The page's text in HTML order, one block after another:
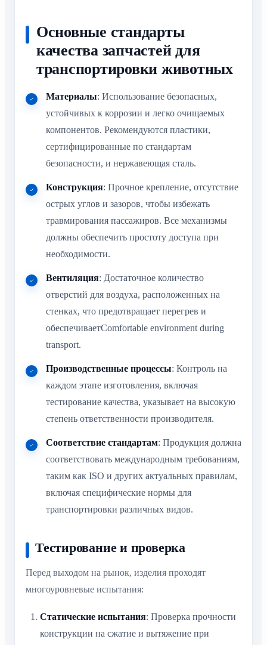
Основные стандарты
качества запчастей для
транспортировки животных
Материалы: Использование безопасных,
устойчивых к коррозии и легко очищаемых
компонентов. Рекомендуются пластики,
сертифицированные по стандартам
безопасности, и нержавеющая сталь.
Конструкция: Прочное крепление, отсутствие
острых углов и зазоров, чтобы избежать
травмирования пассажиров. Все механизмы
должны обеспечить простоту доступа при
необходимости.
Вентиляция: Достаточное количество
отверстий для воздуха, расположенных на
стенках, что предотвращает перегрев и
обеспечиваетComfortable environment during
transport.
Производственные процессы: Контроль на
каждом этапе изготовления, включая
тестирование качества, указывает на высокую
степень ответственности производителя.
Соответствие стандартам: Продукция должна
соответствовать международным требованиям,
таким как ISO и других актуальных правилам,
включая специфические нормы для
транспортировки различных видов.
Тестирование и проверка
Перед выходом на рынок, изделия проходят
многоуровневые испытания:
Статические испытания: Проверка прочности
конструкции на сжатие и вытяжение при